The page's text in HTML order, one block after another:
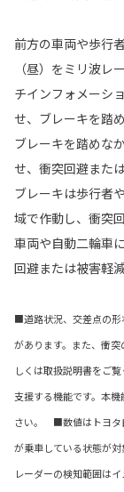
前方の車両や歩行
（昼）をミリ波
チインフォメーシ
せ、ブレーキを踏
ブレーキを踏めな
せ、衝突回避また
ブレーキは歩行者
域で作動し、衝突
車両や自動二輪車
回避または被害軽
■道路状況、交差点の形
があります。また、衝
しくは取扱説明書をご
支援する機能です。本
さい。 ■数値はトヨタ
が乗車している状態が
レーダーの検知範囲はイ